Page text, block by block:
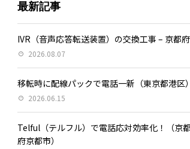
最新記事
IVR（音声応答転送装置）の交換工事 – 京都府
2026.08.07
移転時に配線パックで電話一新（東京都港区
2026.06.15
Telful（テルフル）で電話応対効率化！（京
府京都市）